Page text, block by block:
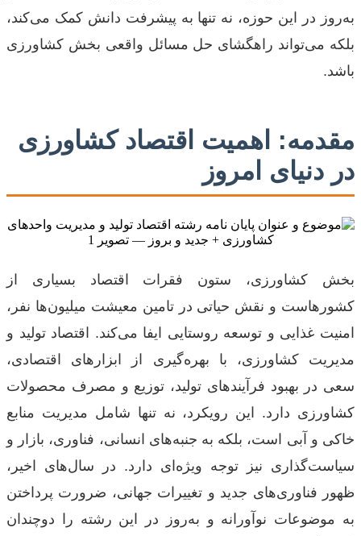
به‌روز در این حوزه، نه تنها به پیشرفت دانش کمک می‌کند،
بلکه می‌تواند راهگشای حل مسائل واقعی بخش کشاورزی
باشد.
مقدمه: اهمیت اقتصاد کشاورزی
در دنیای امروز
بخش کشاورزی، ستون فقرات اقتصاد بسیاری از
کشورهاست و نقش حیاتی در تامین معیشت میلیون‌ها نفر،
امنیت غذایی و توسعه روستایی ایفا می‌کند. اقتصاد تولید و
مدیریت کشاورزی، با بهره‌گیری از ابزارهای اقتصادی،
سعی در بهبود فرآیندهای تولید، توزیع و مصرف محصولات
کشاورزی دارد. این رویکرد، نه تنها شامل مدیریت منابع
خاکی و آبی است، بلکه به جنبه‌های انسانی، فناوری، بازار و
سیاست‌گذاری نیز توجه ویژه‌ای دارد. در سال‌های اخیر،
ظهور فناوری‌های جدید و تغییرات جهانی، ضرورت پرداختن
به موضوعات نوآورانه و به‌روز در این رشته را دوچندان